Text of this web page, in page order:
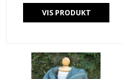
VIS PRODUKT